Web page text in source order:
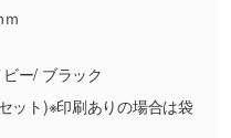
ております。→
クター部分だけを
いる場合
・交換依頼(商
違い等)
ー/ ブラック
ット)※印刷ありの場合は袋